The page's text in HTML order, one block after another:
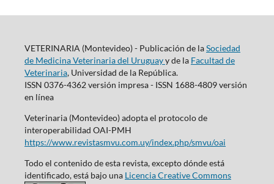
VETERINARIA (Montevideo) - Publicación de laSociedad
de Medicina Veterinaria del Uruguayy de la Facultad de
Veterinaria, Universidad de la República.
ISSN 0376-4362 versión impresa - ISSN 1688-4809 versión
en línea
Veterinaria (Montevideo) adopta el protocolo de
interoperabilidad OAI-PMH
https://www.revistasmvu.com.uy/index.php/smvu/oai
Todo el contenido de esta revista, excepto dónde está
identificado, está bajo una Licencia Creative Commons